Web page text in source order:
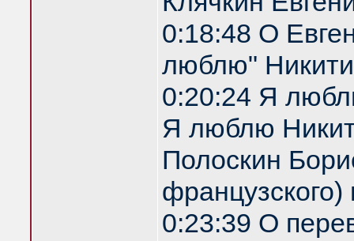
0:18:48 О
люблю"
0:20:24 Я
Я люблю
Полоскин
0:23:39 О